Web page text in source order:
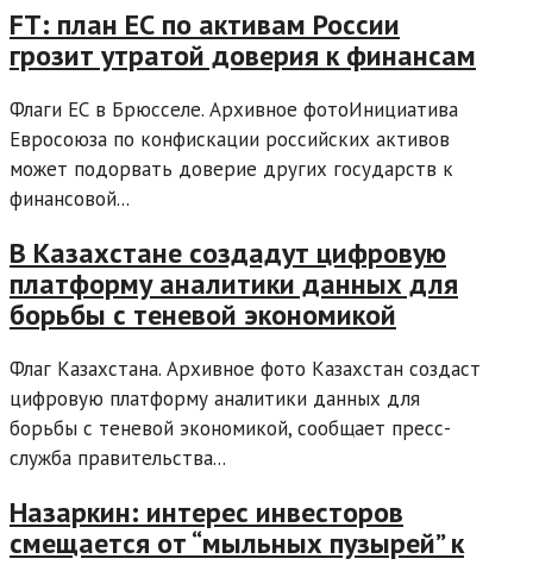
FT: план ЕС по активам России
грозит утратой доверия к финансам
Флаги ЕС в Брюсселе. Архивное фотоИнициатива
Евросоюза по конфискации российских активов
может подорвать доверие других государств к
финансовой...
В Казахстане создадут цифровую
платформу аналитики данных для
борьбы с теневой экономикой
Флаг Казахстана. Архивное фото Казахстан создаст
цифровую платформу аналитики данных для
борьбы с теневой экономикой, сообщает пресс-
служба правительства...
Назаркин: интерес инвесторов
смещается от “мыльных пузырей” к